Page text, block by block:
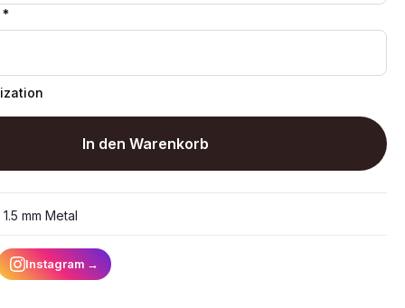
In den Warenkorb
1.5 mm Metal
Instagram →